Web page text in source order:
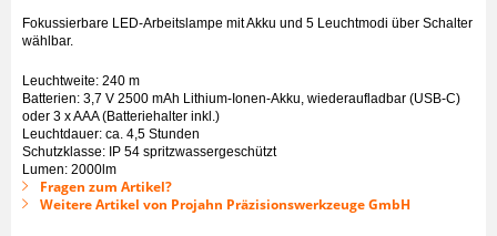
Fokussierbare LED-Arbeitslampe mit Akku und 5 Leuchtmodi über Schalter
wählbar.
Leuchtweite: 240 m
Batterien: 3,7 V 2500 mAh Lithium-Ionen-Akku, wiederaufladbar (USB-C)
oder 3 x AAA (Batteriehalter inkl.)
Leuchtdauer: ca. 4,5 Stunden
Schutzklasse: IP 54 spritzwassergeschützt
Lumen: 2000lm
Fragen zum Artikel?
Weitere Artikel von Projahn Präzisionswerkzeuge GmbH